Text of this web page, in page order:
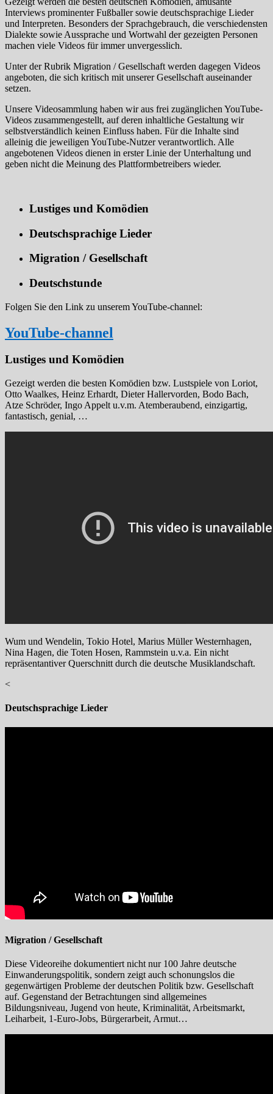
Interviews prominenter Fußballer sowie deutschsprachige Lieder
und Interpreten. Besonders der Sprachgebrauch, die verschiedensten
Dialekte sowie Aussprache und Wortwahl der gezeigten Personen
machen viele Videos für immer unvergesslich.
Unter der Rubrik Migration / Gesellschaft werden dagegen Videos
angeboten, die sich kritisch mit unserer Gesellschaft auseinander
setzen.
Unsere Videosammlung haben wir aus frei zugänglichen YouTube-
Videos zusammengestellt, auf deren inhaltliche Gestaltung wir
selbstverständlich keinen Einfluss haben. Für die Inhalte sind
alleinig die jeweiligen YouTube-Nutzer verantwortlich. Alle
angebotenen Videos dienen in erster Linie der Unterhaltung und
geben nicht die Meinung des Plattformbetreibers wieder.
Lustiges und Komödien
Deutschsprachige Lieder
Migration / Gesellschaft
Deutschstunde
Folgen Sie den Link zu unserem YouTube-channel:
YouTube-channel
Lustiges und Komödien
Gezeigt werden die besten Komödien bzw. Lustspiele von Loriot,
Otto Waalkes, Heinz Erhardt, Dieter Hallervorden, Bodo Bach,
Atze Schröder, Ingo Appelt u.v.m. Atemberaubend, einzigartig,
fantastisch, genial, …
Wum und Wendelin, Tokio Hotel, Marius Müller Westernhagen,
Nina Hagen, die Toten Hosen, Rammstein u.v.a. Ein nicht
repräsentantiver Querschnitt durch die deutsche Musiklandschaft.
<
Deutschsprachige Lieder
Migration / Gesellschaft
Diese Videoreihe dokumentiert nicht nur 100 Jahre deutsche
Einwanderungspolitik, sondern zeigt auch schonungslos die
gegenwärtigen Probleme der deutschen Politik bzw. Gesellschaft
auf. Gegenstand der Betrachtungen sind allgemeines
Bildungsniveau, Jugend von heute, Kriminalität, Arbeitsmarkt,
Leiharbeit, 1-Euro-Jobs, Bürgerarbeit, Armut…